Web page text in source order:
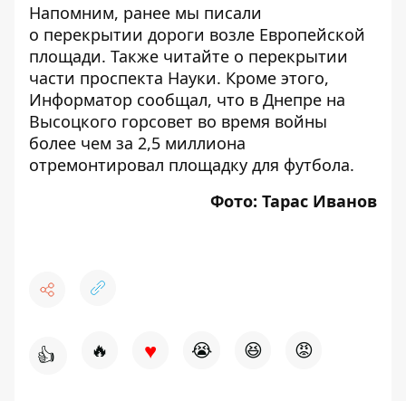
Напомним, ранее мы писали
о перекрытии дороги возле Европейской
площади. Также читайте о перекрытии
части проспекта Науки. Кроме этого,
Информатор сообщал, что в Днепре на
Высоцкого горсовет во время войны
более чем за 2,5 миллиона
отремонтировал площадку для футбола.
Фото: Тарас Иванов
👍 🔥 ♥ 😭 😆 😡